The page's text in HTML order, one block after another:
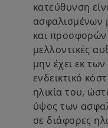
κατεύθυνση
ασφαλισμένων
και προσφορών
μελλοντικές
μην έχει εκ
ενδεικτικό
ηλικία του,
ύψος των
σε διάφορες